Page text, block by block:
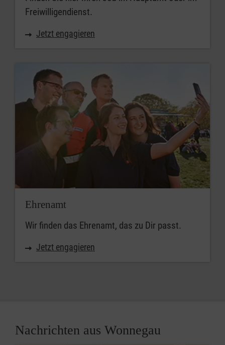
Freiwilligendienst.
Jetzt engagieren
Ehrenamt
Wir finden das Ehrenamt, das zu Dir passt.
Jetzt engagieren
Nachrichten aus Wonnegau